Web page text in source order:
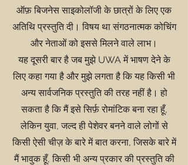
ऑफ़ बिजनेस साइकोलॉजी के छात्रों के लिए एक
अतिथि प्रस्तुति दी। विषय थासंगठनात्मक कोचिंग
और नेताओं को इससे मिलने वाले लाभ।
यह दूसरी बार है जब मुझे UWA में भाषण देने के
लिए कहा गया है और मुझे लगता है कि यह किसी भी
अन्य सार्वजनिक प्रस्तुति की तरह नहीं है। हो
सकता है कि मैं इसे सिर्फ़ रोमांटिक बना रहा हूँ,
लेकिन युवा, जल्द ही पेशेवर बनने वाले लोगों से
किसी ऐसी चीज़ के बारे में बात करना, जिसके बारे में
मैं भावुक हूँ, किसी भी अन्य प्रकार की प्रस्तुति की